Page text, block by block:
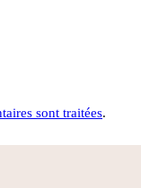
sont traitées.